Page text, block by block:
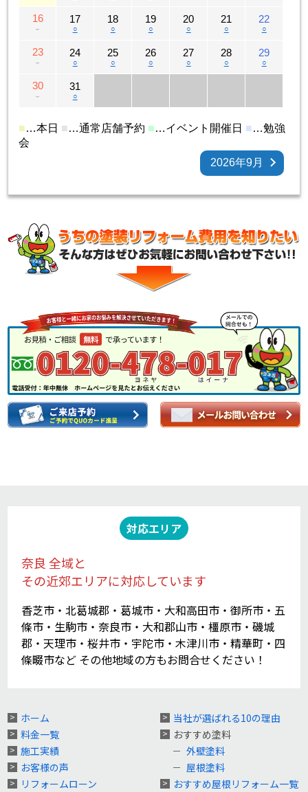
16
－
17
○
18
○
19
○
20
○
21
○
22
○
23
－
24
○
25
○
26
○
27
○
28
○
29
○
30
－
31
○
■…本日 ■ …通常店舗予約 ■…イベント開催日 ■…勉強
会
2026年9月
対応エリア
奈良 全域と
その近郊エリアに対応しています
香芝市・北葛城郡・葛城市・大和高田市・御所市・五
條市・生駒市・奈良市・大和郡山市・橿原市・磯城
郡・天理市・桜井市・宇陀市・木津川市・精華町・四
條畷市など その他地域の方もお問合せください！
ホーム
料金一覧
施工実績
お客様の声
リフォームローン
当社が選ばれる10の理由
おすすめ塗料
外壁塗料
屋根塗料
おすすめ屋根リフォーム一覧